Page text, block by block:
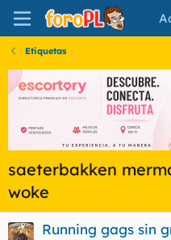
Etiquetas
saeterbakken
woke
Running gags sin